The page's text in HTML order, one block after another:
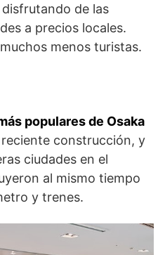
de las
a precios locales.
menos turistas.
populares de Osaka
construcción, y
ciudades en el
al mismo tiempo
y trenes.